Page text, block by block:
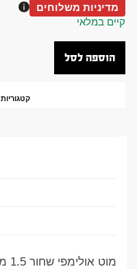
מדיניות משלוחים
קיים במלאי
הוספה לסל
קטגוריות
מוט אולימפי שחור 1.5 מטר